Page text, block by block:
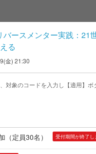
バースメンター実践：
る
金) 21:30
対象のコードを入力し【適用】
定員30名）
受付期間が終了し